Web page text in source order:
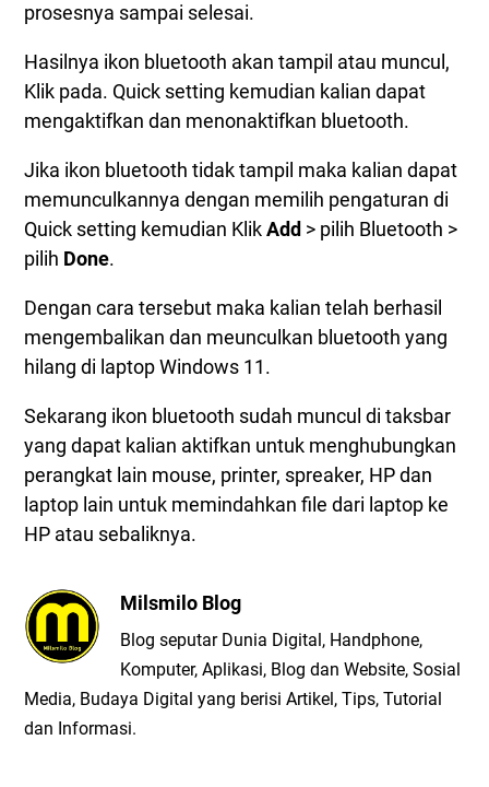
prosesnya sampai selesai.
Hasilnya ikon bluetooth akan tampil atau muncul,
Klik pada. Quick setting kemudian kalian dapat
mengaktifkan dan menonaktifkan bluetooth.
Jika ikon bluetooth tidak tampil maka kalian dapat
memunculkannya dengan memilih pengaturan di
Quick setting kemudian KlikAdd > pilih Bluetooth >
pilih Done.
Dengan cara tersebut maka kalian telah berhasil
mengembalikan dan meunculkan bluetooth yang
hilang di laptop Windows 11.
Sekarang ikon bluetooth sudah muncul di taksbar
yang dapat kalian aktifkan untuk menghubungkan
perangkat lain mouse, printer, spreaker, HP dan
laptop lain untuk memindahkan file dari laptop ke
HP atau sebaliknya.
Milsmilo Blog
Blog seputar Dunia Digital, Handphone,
Komputer, Aplikasi, Blog dan Website, Sosial
Media, Budaya Digital yang berisi Artikel, Tips, Tutorial
dan Informasi.